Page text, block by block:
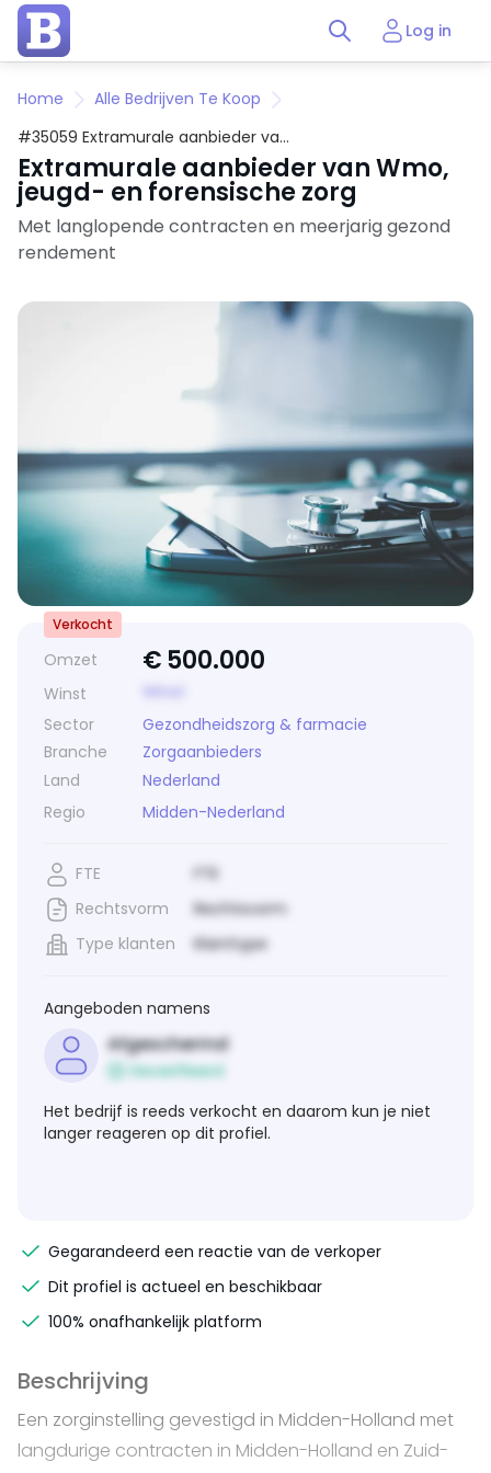
Log in
Home
Alle Bedrijven Te Koop
#35059 Extramurale aanbieder van
Wmo, jeugd- en forensische zorg
Extramurale aanbieder van Wmo,
jeugd- en forensische zorg
Met langlopende contracten en meerjarig gezond
rendement
Omzet €500.000
Winst
Sector
Gezondheidszorg & farmacie
Branche
Zorgaanbieders
Land
Nederland
Regio
Midden-Nederland
Verkocht
FTE
FTE
Rechtsvorm
Rechtsvorm
Type klanten
Klanttype
Aangeboden namens
Afgeschermd
Geverifieerd
Het bedrijf is reeds verkocht en daarom kun je niet
langer reageren op dit profiel.
Gegarandeerd een reactie van de verkoper
Dit profiel is actueel en beschikbaar
100% onafhankelijk platform
Beschrijving
Een zorginstelling gevestigd in Midden-Holland met
langdurige contracten in Midden-Holland en Zuid-